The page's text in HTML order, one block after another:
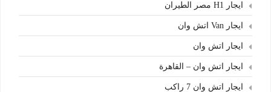
ايجار H1 مصر الطيران
ايجار Van اتش وان
ايجار اتش وان
ايجار اتش وان – القاهرة
ايجار اتش وان 7 راكب